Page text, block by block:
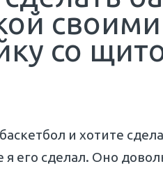
со
и хотите
я его сделал. Оно